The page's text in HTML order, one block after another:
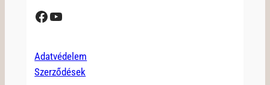
Facebook YouTube
Adatvédelem
Szerződések